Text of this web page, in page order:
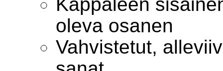
Kappaleen
oleva osanen
Vahvistetut,